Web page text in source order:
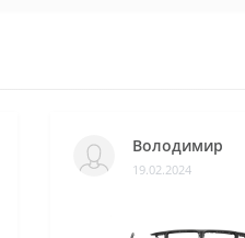
Володимир
19.02.2024